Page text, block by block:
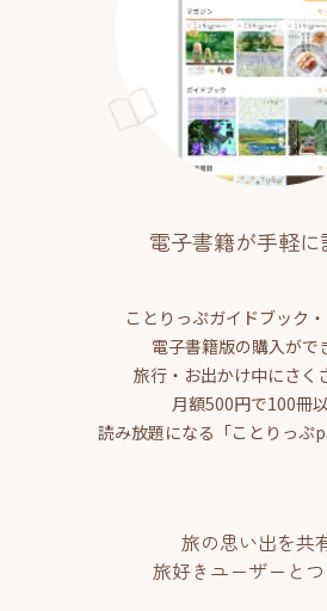
電子書籍が手軽に
ことりっぷガイドブック
電子書籍版の購入がで
旅行・お出かけ中にさく
月額500円で100冊
読み放題になる「ことりっぷ
旅の思い出を共有
旅好きユーザーとつ